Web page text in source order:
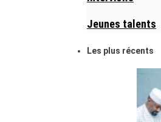
Jeunes talents
Les plus récents